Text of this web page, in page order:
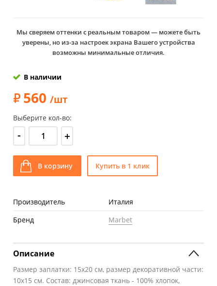
Мы сверяем оттенки с реальным товаром — можете быть
уверены, но из-за настроек экрана Вашего устройства
возможны минимальные отличия.
В наличии
560 /шт
Выберите кол-во:
- +
В корзину Купить в 1 клик
Производитель
Италия
Бренд
Marbet
Описание
Размер заплатки: 15х20 см, размер декоративной части:
10х15 см. Состав: джинсовая ткань - 100% хлопок,